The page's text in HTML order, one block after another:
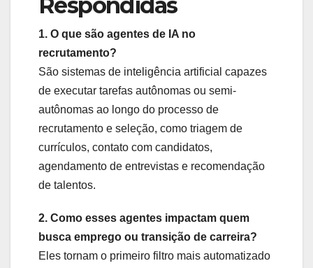
1. O que são agentes de IA no
recrutamento?
São sistemas de inteligência artificial capazes
de executar tarefas autônomas ou semi-
autônomas ao longo do processo de
recrutamento e seleção, como triagem de
currículos, contato com candidatos,
agendamento de entrevistas e recomendação
de talentos.
2. Como esses agentes impactam quem
busca emprego ou transição de carreira?
Eles tornam o primeiro filtro mais automatizado